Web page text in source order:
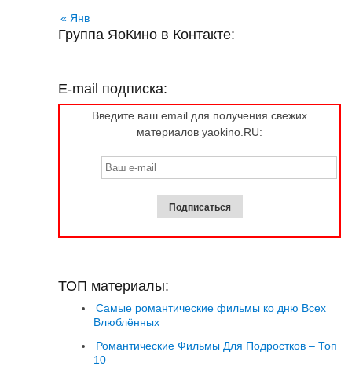
« Янв
Группа ЯоКино в Контакте:
E-mail подписка:
Введите ваш email для получения свежих
материалов yaokino.RU:
ТОП материалы:
Самые романтические фильмы ко дню Всех
Влюблённых
Романтические Фильмы Для Подростков – Топ
10